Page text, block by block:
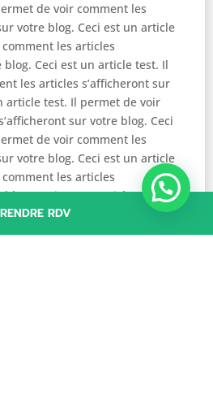
RDV
de voir comment les
votre blog. Ceci est un article
les articles
blog. Ceci est un article test. Il
les articles s’afficheront sur
article test. Il permet de voir
sur votre blog. Ceci
de voir comment les
votre blog. Ceci est un article
les articles
blog. Ceci est un article test. Il
les articles s’afficheront sur
article test. Il permet de voir